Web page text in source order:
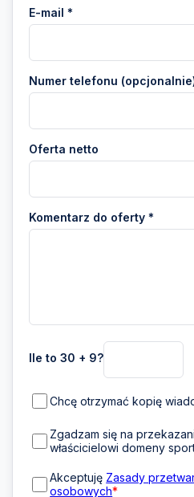
E-mail *
Numer telefonu
Oferta netto
Komentarz do oferty *
Ile to 30 + 9?
Chcę otrzymać kopię
Zgadzam się na
właścicielowi domeny
Akceptuję Zasady
osobowych*